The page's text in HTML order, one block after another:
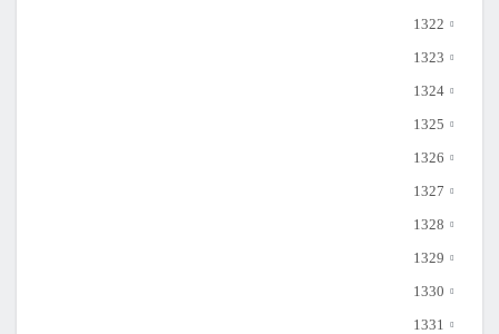
1322
1323
1324
1325
1326
1327
1328
1329
1330
1331